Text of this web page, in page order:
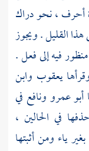
أحرف ، نحو دراك
القليل . ويجوز
فيه إلى فعل .
يعقوب وابن
أبو عمروونافع في
في الحالين ،
ياء ومن أثبتها